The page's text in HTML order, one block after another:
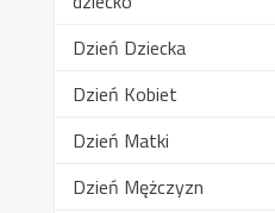
Dzień Dziecka
Dzień Kobiet
Dzień Matki
Dzień Mężczyzn